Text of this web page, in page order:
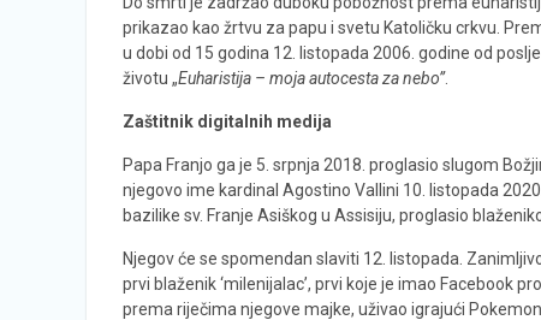
prikazao kao žrtvu za papu i svetu Katoličku crkvu.
u dobi od 15 godina 12. listopada 2006. godine od
životu „Euharistija – moja autocesta za nebo”.
Zaštitnik digitalnih medija
Papa Franjo ga je 5. srpnja 2018. proglasio slugom
njegovo ime kardinal Agostino Vallini 10. listopada
bazilike sv. Franje Asiškog u Assisiju, proglasio
Njegov će se spomendan slaviti 12. listopada.
prvi blaženik ‘milenijalac’, prvi koje je imao Facebook
prema riječima njegove majke, uživao igrajući